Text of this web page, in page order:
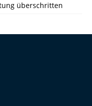
überschritten